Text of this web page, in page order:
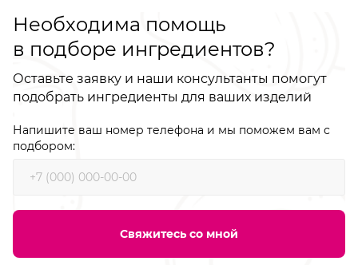
Необходима помощь
в подборе ингредиентов?
Оставьте заявку и наши консультанты помогут
подобрать ингредиенты для ваших изделий
Напишите ваш номер телефона и мы поможем вам с
подбором:
Свяжитесь со мной